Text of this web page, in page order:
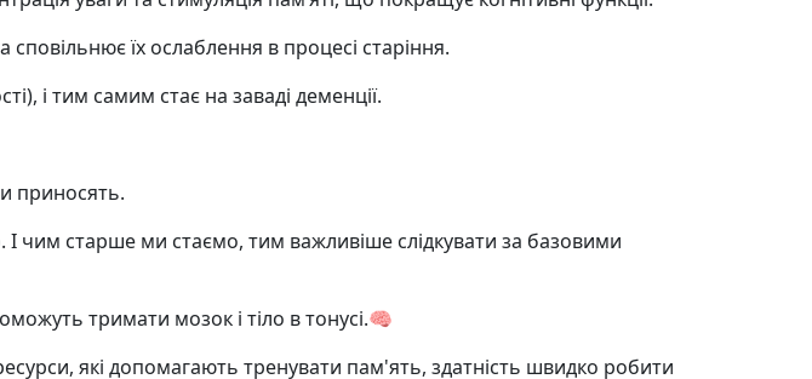
їх ослаблення в процесі старіння.
і тим самим стає на заваді деменції.
приносять.
чим старше ми стаємо, тим важливіше слідкувати за базовими
тримати мозок і тіло в тонусі.🧠
які допомагають тренувати пам'ять, здатність швидко робити